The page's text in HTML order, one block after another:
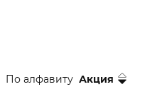
По алфавиту Акция